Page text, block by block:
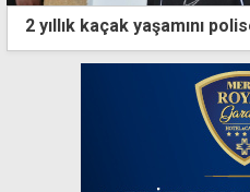
2 yıllık kaçak yaşamını